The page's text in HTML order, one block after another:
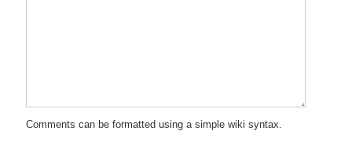
Comments can be formatted using a simple wiki syntax.